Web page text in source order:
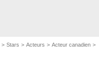
Stars Acteurs Acteur canadien